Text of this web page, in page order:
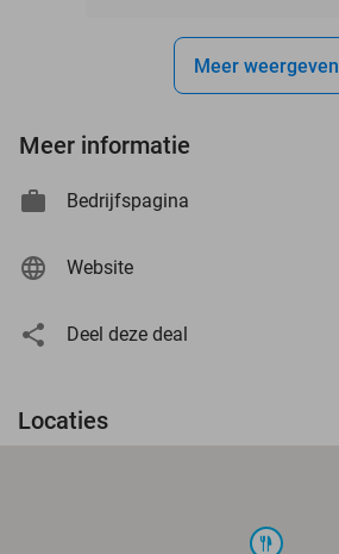
Meer weergeven
Meer informatie
Bedrijfspagina
Website
Deel deze deal
Locaties
food